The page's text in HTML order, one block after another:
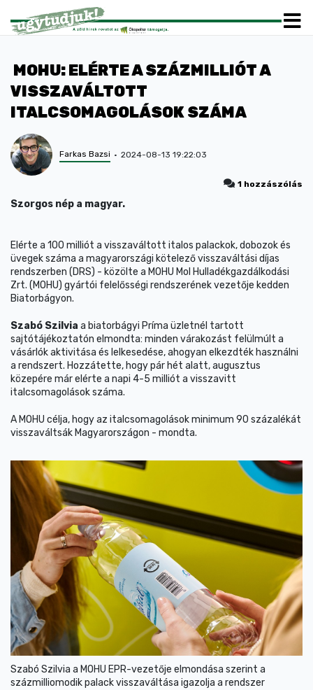
MOHU: ELÉRTE A SZÁZMILLIÓT A
VISSZAVÁLTOTT
ITALCSOMAGOLÁSOK SZÁMA
Farkas Bazsi 2024-08-13 19:22:03
1 hozzászólás
Szorgos nép a magyar.
Elérte a 100 milliót a visszaváltott italos palackok, dobozok és
üvegek száma a magyarországi kötelező visszaváltási díjas
rendszerben (DRS) - közölte a MOHU Mol Hulladékgazdálkodási
Zrt. (MOHU) gyártói felelősségi rendszerének vezetője kedden
Biatorbágyon.
Szabó Szilvia a biatorbágyi Príma üzletnél tartott
sajtótájékoztatón elmondta: minden várakozást felülmúlt a
vásárlók aktivitása és lelkesedése, ahogyan elkezdték használni
a rendszert. Hozzátette, hogy pár hét alatt, augusztus
közepére már elérte a napi 4-5 milliót a visszavitt
italcsomagolások száma.
A MOHU célja, hogy az italcsomagolások minimum 90 százalékát
visszaváltsák Magyarországon - mondta.
Szabó Szilvia a MOHU EPR-vezetője elmondása szerint a
százmilliomodik palack visszaváltása igazolja a rendszer